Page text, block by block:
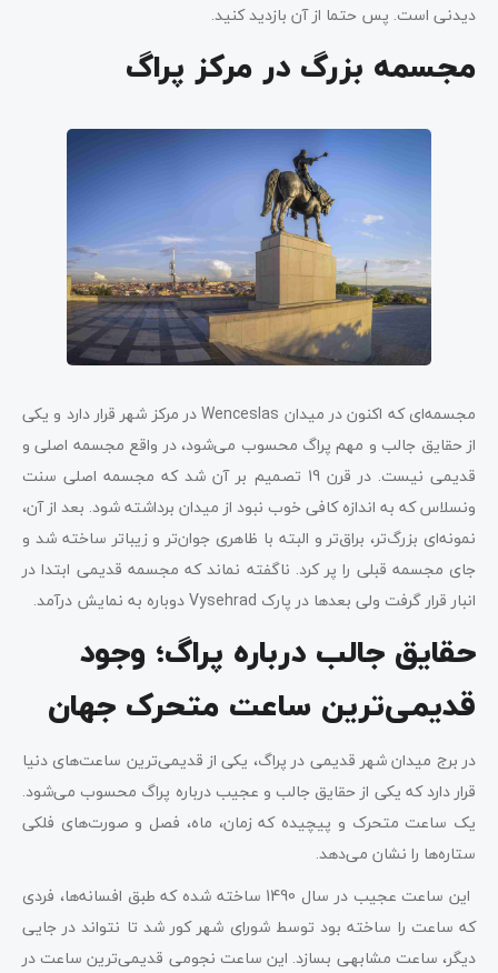
دیدنی است. پس حتما از آن بازدید کنید.
مجسمه بزرگ در مرکز پراگ
مجسمه‌ای که اکنون در میدان Wenceslas در مرکز شهر قرار دارد و یکی
از حقایق جالب و مهم پراگ محسوب می‌شود، در واقع مجسمه اصلی و
قدیمی نیست. در قرن 19 تصمیم بر آن شد که مجسمه اصلی سنت
ونسلاس که به اندازه کافی خوب نبود از میدان برداشته شود. بعد از آن،
نمونه‌ای بزرگ‌تر، براق‌تر و البته با ظاهری جوان‌تر و زیباتر ساخته شد و
جای مجسمه قبلی را پر کرد. ناگفته نماند که مجسمه قدیمی ابتدا در
انبار قرار گرفت ولی بعدها در پارک Vysehrad دوباره به نمایش درآمد.
حقایق جالب درباره پراگ؛ وجود
قدیمی‌ترین ساعت متحرک جهان
در برج میدان شهر قدیمی در پراگ، یکی از قدیمی‌ترین ساعت‌های دنیا
قرار دارد که یکی از حقایق جالب و عجیب درباره پراگ محسوب می‌شود.
یک ساعت متحرک و پیچیده که زمان، ماه، فصل و صورت‌های فلکی
ستاره‌ها را نشان می‌دهد.
این ساعت عجیب در سال 1490 ساخته شده که طبق افسانه‌ها، فردی
که ساعت را ساخته بود توسط شورای شهر کور شد تا نتواند در جایی
دیگر، ساعت مشابهی بسازد. این ساعت نجومی قدیمی‌ترین ساعت در